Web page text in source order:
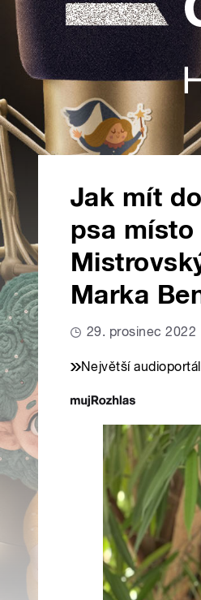
Jak mít
psa
Marka
29. prosinec 2022
Největší